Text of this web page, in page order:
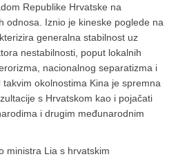
Republike Hrvatske na
odnosa. Iznio je kineske poglede na
generalna stabilnost uz
nestabilnosti, poput lokalnih
nacionalnog separatizma i
okolnostima Kina je spremna
s Hrvatskom kao i pojačati
i drugim međunarodnim
ministra Lia s hrvatskim